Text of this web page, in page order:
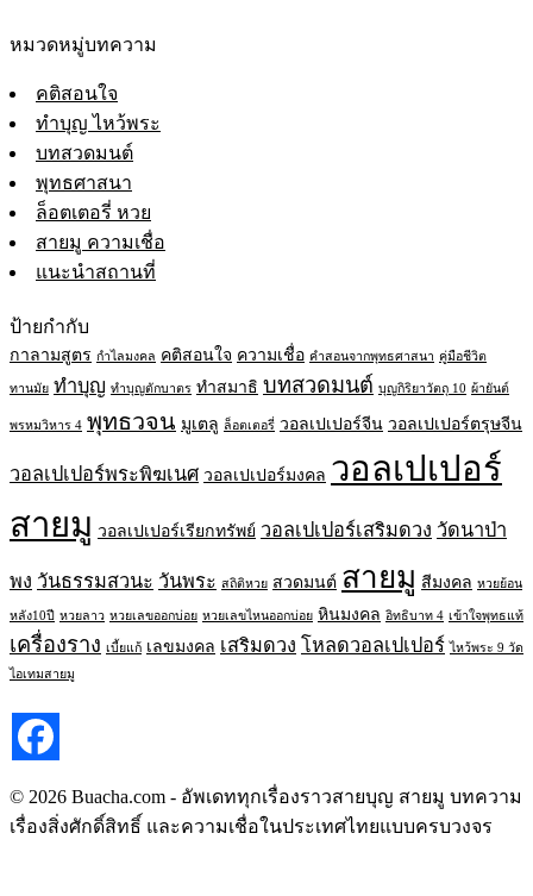
หมวดหมู่บทความ
คติสอนใจ
ทำบุญ ไหว้พระ
บทสวดมนต์
พุทธศาสนา
ล็อตเตอรี่ หวย
สายมู ความเชื่อ
แนะนำสถานที่
ป้ายกำกับ
กาลามสูตร กำไลมงคล คติสอนใจ ความเชื่อ คำสอนจากพุทธศาสนา คู่มือชีวิต
ทานมัย ทำบุญ ทำบุญตักบาตร ทำสมาธิ บทสวดมนต์ บุญกิริยาวัตถุ 10 ผ้ายันต์
พรหมวิหาร 4 พุทธวจน มูเตลู ล็อตเตอรี่ วอลเปเปอร์จีน วอลเปเปอร์ตรุษจีน
วอลเปเปอร์พระพิฆเนศ วอลเปเปอร์มงคล วอลเปเปอร์
สายมู วอลเปเปอร์เรียกทรัพย์ วอลเปเปอร์เสริมดวง วัดนาป่า
พง วันธรรมสวนะ วันพระ สถิติหวย สวดมนต์ สายมู สีมงคล หวยย้อน
หลัง10ปี หวยลาว หวยเลขออกบ่อย หวยเลขไหนออกบ่อย หินมงคล อิทธิบาท 4 เข้าใจพุทธแท้
เครื่องราง เบี้ยแก้ เลขมงคล เสริมดวง โหลดวอลเปเปอร์ ไหว้พระ 9 วัด
ไอเทมสายมู
© 2026 Buacha.com - อัพเดททุกเรื่องราวสายบุญ สายมู บทความ
เรื่องสิ่งศักดิ์สิทธิ์ และความเชื่อในประเทศไทยแบบครบวงจร